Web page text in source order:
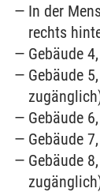
In der
rechts
Gebäude
Gebäude
Gebäude
Gebäude
Gebäude